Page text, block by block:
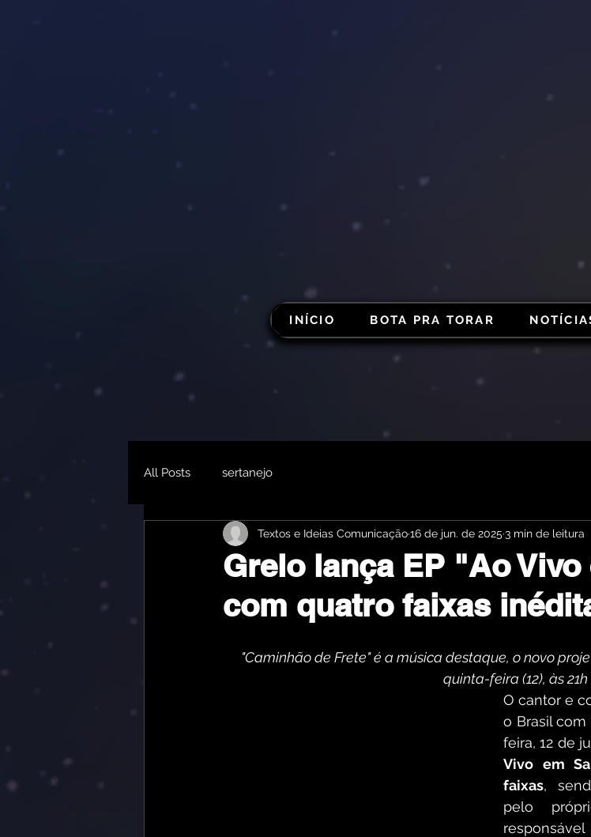
INÍCIO BOTA PRA TORAR
All Posts sertanejo
Grelo lança EP "Ao
com quatro faixas
Textos e Ideias Comunicação16 de jun. de 2025 3 min de leitura
"Caminhão de Frete" é a música destaque, o novo
quinta-feira (12), às 21h
O cantor e
o Brasil
feira, 12 de
Vivo em
faixas,
pelo